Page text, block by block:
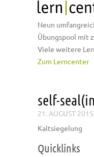
Neun
Übungspool mit
Viele weitere
Zum Lerncenter
self-
21. AUGUST
Kaltsiegelung
Quicklinks